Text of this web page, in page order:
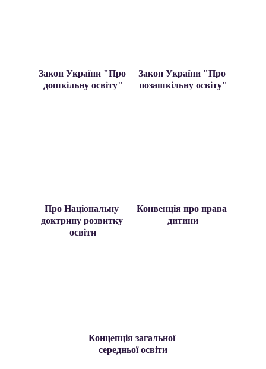
Закон України "Про
дошкільну освіту"
Закон України "Про
позашкільну освіту"
Про Національну
доктрину розвитку
освіти
Конвенція про права
дитини
Концепція загальної
середньої освіти